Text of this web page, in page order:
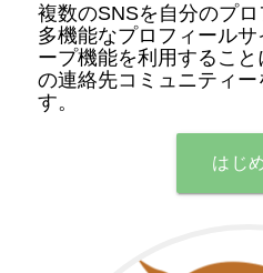
複数のSNSを自分のプ
多機能なプロフィール
ープ機能を利用するこ
の連絡先コミュニティー
す。
はじ